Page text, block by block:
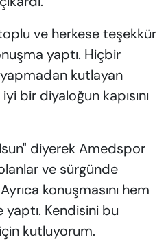
ve herkese teşekkür
yaptı. Hiçbir
kutlayan
bir diyaloğun kapısını
diyerek Amedspor
ve sürgünde
konuşmasını hem
Kendisini bu
kutluyorum.